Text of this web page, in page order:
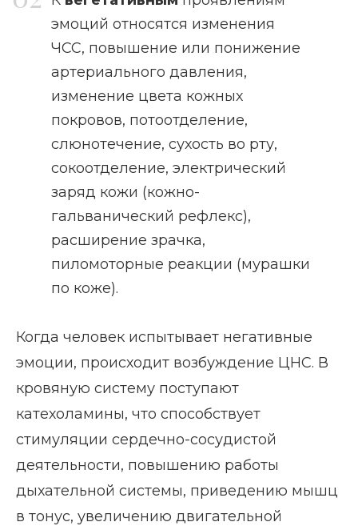
эмоций относятся изменения
ЧСС, повышение или понижение
артериального давления,
изменение цвета кожных
покровов, потоотделение,
слюнотечение, сухость во рту,
сокоотделение, электрический
заряд кожи (кожно-
гальванический рефлекс),
расширение зрачка,
пиломоторные реакции (мурашки
по коже).
Когда человек испытывает негативные
эмоции, происходит возбуждение ЦНС. В
кровяную систему поступают
катехоламины, что способствует
стимуляции сердечно-сосудистой
деятельности, повышению работы
дыхательной системы, приведению мышц
в тонус, увеличению двигательной